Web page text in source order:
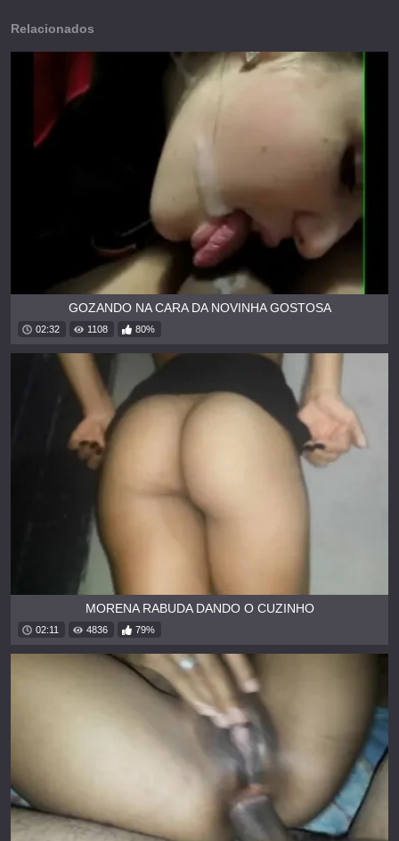
Relacionados
GOZANDO NA CARA DA NOVINHA GOSTOSA
02:32 1108 80%
MORENA RABUDA DANDO O CUZINHO
02:11 4836 79%